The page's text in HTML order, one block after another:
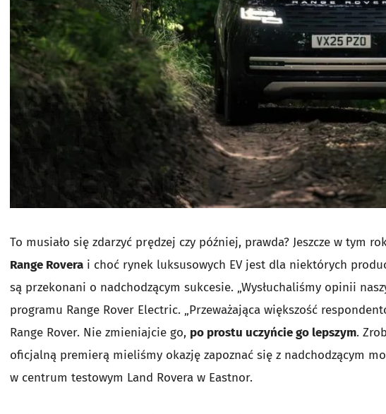
To musiało się zdarzyć prędzej czy później, prawda? Jeszcze w tym
Range Rovera i choć rynek luksusowych EV jest dla niektórych
są przekonani o nadchodzącym sukcesie. „Wysłuchaliśmy opinii
programu Range Rover Electric. „Przeważająca większość
Range Rover. Nie zmieniajcie go, po prostu uczyńcie go lepszym.
oficjalną premierą mieliśmy okazję zapoznać się z nadchodzącym
w centrum testowym Land Rovera w Eastnor.